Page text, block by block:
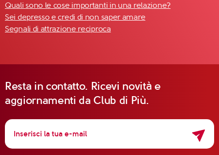
Quali sono le cose importanti in una relazione?
Sei depresso e credi di non saper amare
Segnali di attrazione reciproca
Resta in contatto. Ricevi novità e
aggiornamenti da Club di Più.